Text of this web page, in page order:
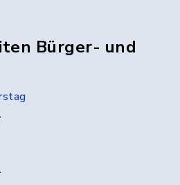
Bürger- und